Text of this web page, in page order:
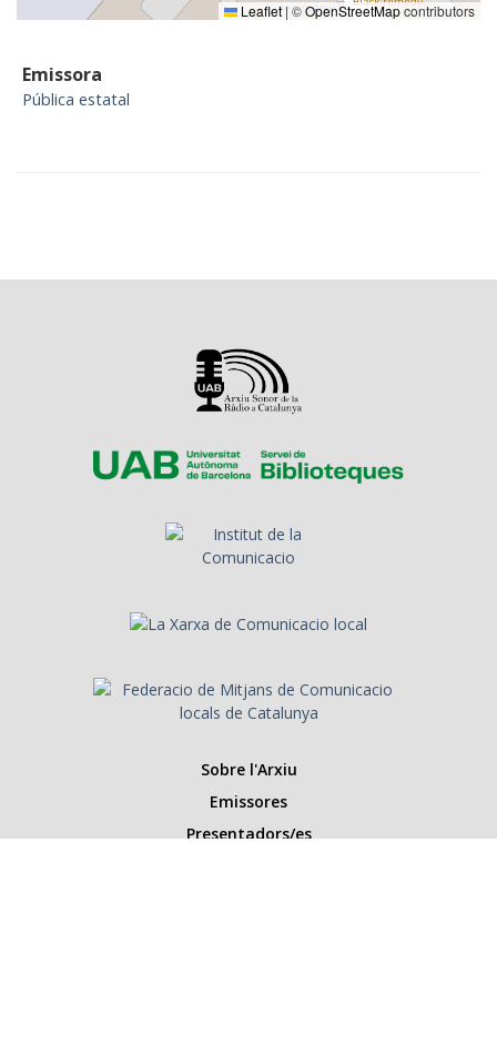
Leaflet|©OpenStreetMapcontributors
Emissora
Pública estatal
Sobre l'Arxiu
Emissores
Presentadors/es